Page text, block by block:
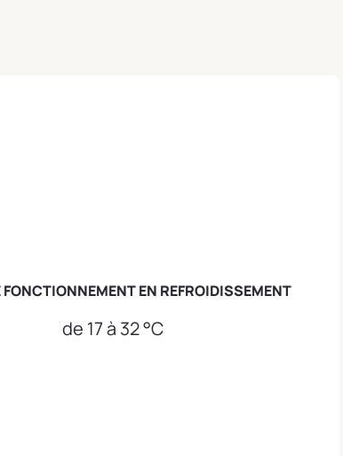
FONCTIONNEMENT EN REFROIDISSEMENT
de 17 à 32 °C